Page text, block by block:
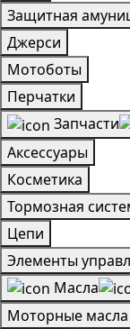
Защитная
Джерси
Мотоботы
Перчатки
Запчасти
Аксессуары
Косметика
Тормозная
Цепи
Элементы
Масла
Моторные масла